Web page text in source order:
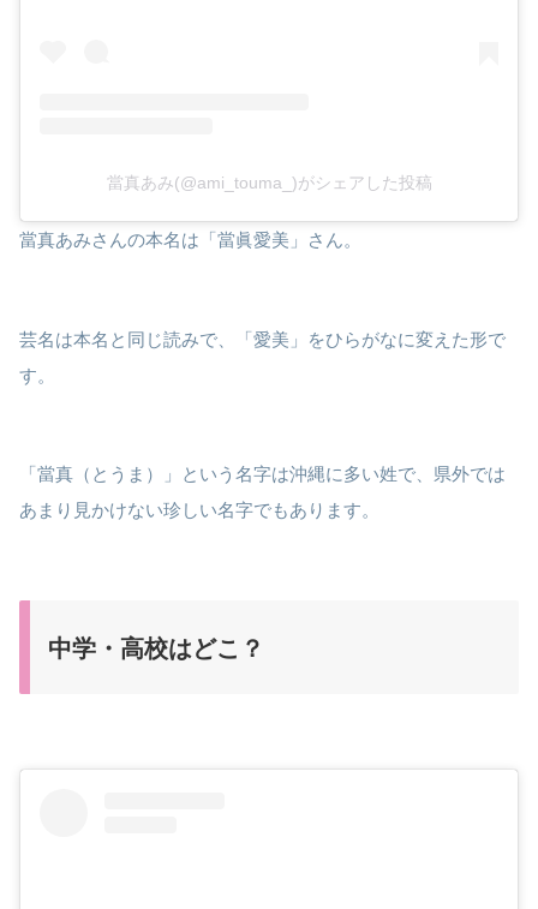
當真あみ(@ami_touma_)がシェアした投稿
當真あみさんの本名は「當眞愛美」さん。
芸名は本名と同じ読みで、「愛美」をひらがなに変えた形で
す。
「當真（とうま）」という名字は沖縄に多い姓で、県外では
あまり見かけない珍しい名字でもあります。
中学・高校はどこ？